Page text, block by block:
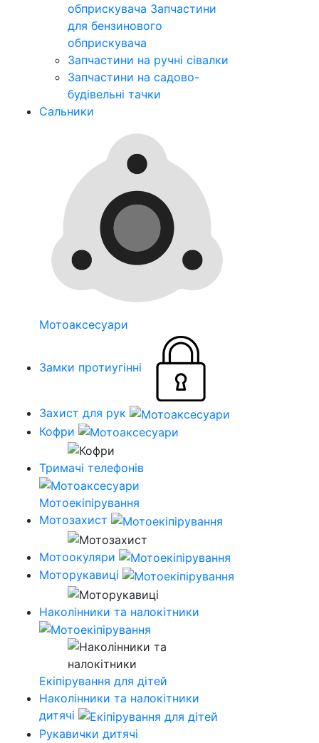
обприскувача Запчастини
для бензинового
обприскувача
Запчастини на ручні сівалки
Запчастини на садово-
будівельні тачки
Сальники
Мотоаксесуари
Замки протиугінні
Захист для рук
Кофри
Тримачі телефонів
Мотоекіпірування
Мотозахист
Мотоокуляри
Моторукавиці
Наколінники та налокітники
Екіпірування для дітей
Наколінники та налокітники
дитячі
Рукавички дитячі